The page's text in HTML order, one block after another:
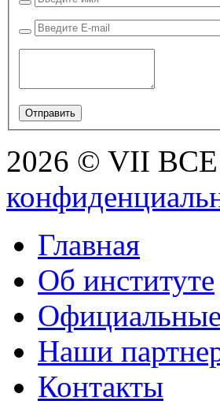
2026 © VII
Главная
Об институте
Наши
Контакты